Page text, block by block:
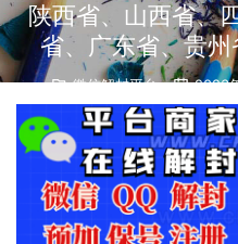
陕西省、山西省、
省、广东省、贵
微信解封平台 2023